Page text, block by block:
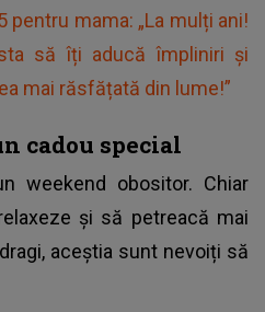
pentru mama: „La mulți ani!
să îți aducă împliniri și
mai răsfățată din lume!”
cadou special
weekend obositor. Chiar
și să petreacă mai
aceștia sunt nevoiți să